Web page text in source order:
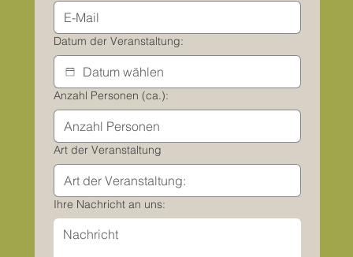
Datum der Veranstaltung:
Anzahl Personen (ca.):
Art der Veranstaltung
Ihre Nachricht an uns: